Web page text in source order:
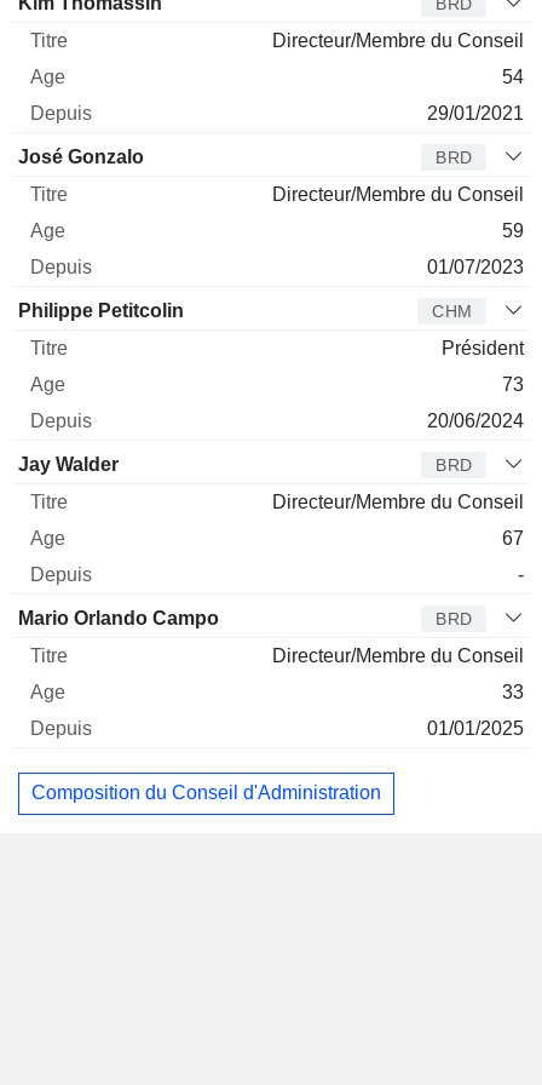
Directeur/Membre du Conseil
54
29/01/2021
José Gonzalo BRD
Directeur/Membre du Conseil
59
01/07/2023
Philippe Petitcolin CHM
Président
73
20/06/2024
Jay Walder BRD
Directeur/Membre du Conseil
67
-
Mario Orlando Campo BRD
Directeur/Membre du Conseil
33
01/01/2025
Composition du Conseil d'Administration